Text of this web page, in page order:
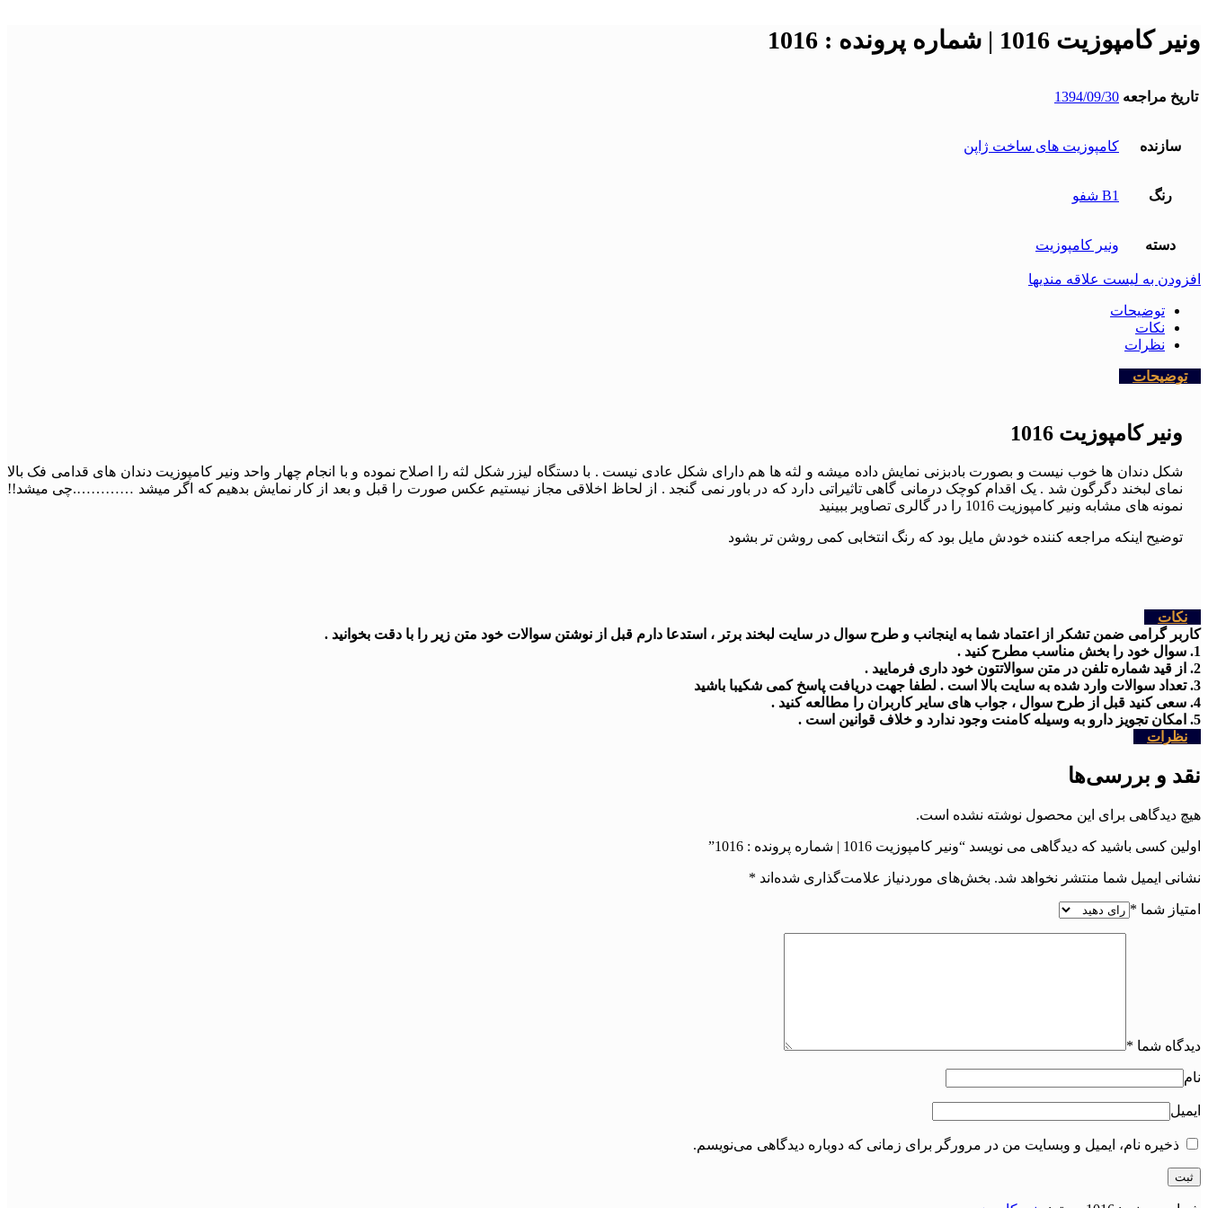
ونیر کامپوزیت 1016 | شماره پرونده : 1016
تاریخ مراجعه 1394/09/30
سازنده کامپوزیت های ساخت ژاپن
رنگ B1 شفو
دسته ونیر کامپوزیت
افزودن به لیست علاقه مندیها
توضیحات
نکات
نظرات
توضیحات
ونیر کامپوزیت 1016
شکل دندان ها خوب نیست و بصورت بادبزنی نمایش داده میشه و لثه ها هم دارای شکل عادی نیست . با دستگاه لیزر شکل لثه را اصلاح نموده و با انجام چهار واحد ونیر کامپوزیت دندان های قدامی فک بالا
نمای لبخند دگرگون شد . یک اقدام کوچک درمانی گاهی تاثیراتی دارد که در باور نمی گنجد . از لحاظ اخلاقی مجاز نیستیم عکس صورت را قبل و بعد از کار نمایش بدهیم که اگر میشد ………….چی میشد!!
نمونه های مشابه ونیر کامپوزیت 1016 را در گالری تصاویر ببینید
توضیح اینکه مراجعه کننده خودش مایل بود که رنگ انتخابی کمی روشن تر بشود
نکات
کاربر گرامی ضمن تشکر از اعتماد شما به اینجانب و طرح سوال در سایت لبخند برتر ، استدعا دارم قبل از نوشتن سوالات خود متن زیر را با دقت بخوانید .
1. سوال خود را بخش مناسب مطرح کنید .
2. از قید شماره تلفن در متن سوالاتتون خود داری فرمایید .
3. تعداد سوالات وارد شده به سایت بالا است . لطفا جهت دریافت پاسخ کمی شکیبا باشید
4. سعی کنید قبل از طرح سوال ، جواب های سایر کاربران را مطالعه کنید .
5. امکان تجویز دارو به وسیله کامنت وجود ندارد و خلاف قوانین است .
نظرات
نقد و بررسی‌ها
هیچ دیدگاهی برای این محصول نوشته نشده است.
اولین کسی باشید که دیدگاهی می نویسد “ونیر کامپوزیت 1016 | شماره پرونده : 1016”
نشانی ایمیل شما منتشر نخواهد شد. بخش‌های موردنیاز علامت‌گذاری شده‌اند *
امتیاز شما *
دیدگاه شما *
نام
ایمیل
ذخیره نام، ایمیل و وبسایت من در مرورگر برای زمانی که دوباره دیدگاهی می‌نویسم.